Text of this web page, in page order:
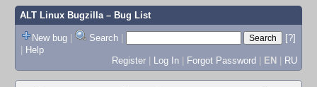
ALT Linux Bugzilla– Bug List
New bug | Search |
[?]
| Help
Register | Log In | Forgot Password | EN | RU